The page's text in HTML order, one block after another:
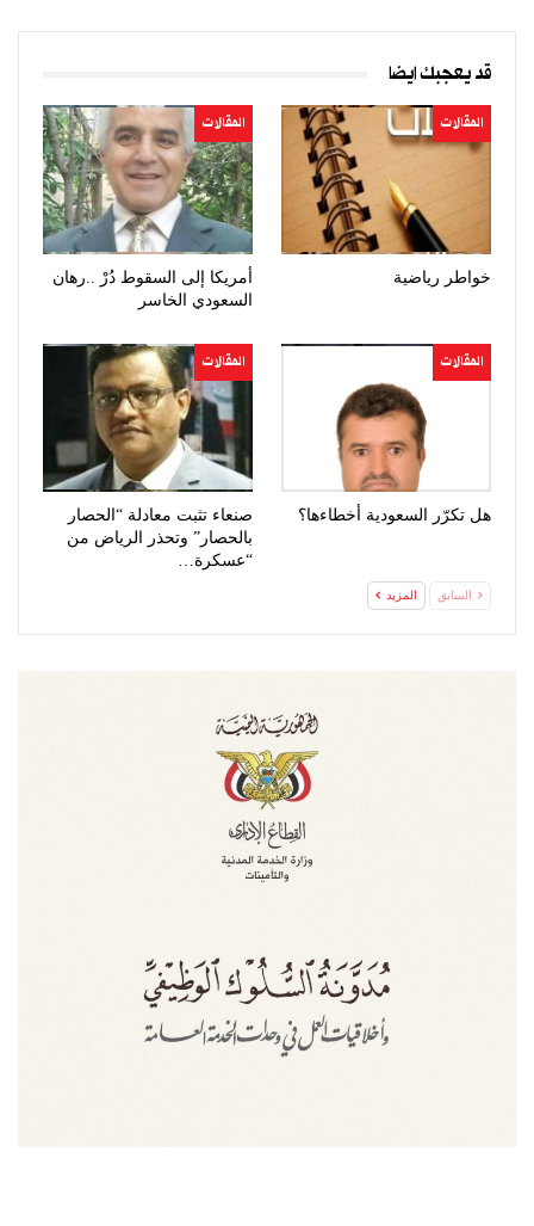
قد يعجبك ايضا
المقالات
خواطر رياضية
المقالات
أمريكا إلى السقوط دُرْ ..رهان
السعودي الخاسر
المقالات
هل تكرّر السعودية أخطاءها؟
المقالات
صنعاء تثبت معادلة “الحصار
بالحصار” وتحذر الرياض من
“عسكرة…
السابق المزيد